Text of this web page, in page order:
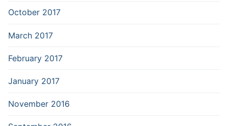
October 2017
March 2017
February 2017
January 2017
November 2016